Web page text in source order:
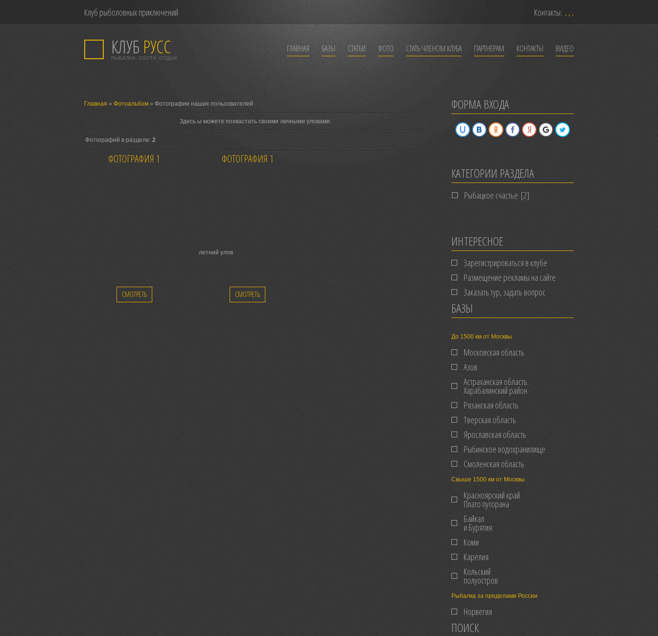
Клуб рыболовных приключений Контакты: , , ,
КЛУБ РУСС
РЫБАЛКА, ОХОТА, ОТДЫХ
ГЛАВНАЯ БАЗЫ СТАТЬИ ФОТО СТАТЬ ЧЛЕНОМ КЛУБА ПАРТНЕРАМ КОНТАКТЫ ВИДЕО
Главная » Фотоальбом » Фотографии наших пользователей
Здесь ы можете похвастать своими личными уловами.
Фотографий в разделе: 2
ФОТОГРАФИЯ 1
СМОТРЕТЬ
ФОТОГРАФИЯ 1
летний улов
СМОТРЕТЬ
ФОРМА ВХОДА
КАТЕГОРИИ РАЗДЕЛА
Рыбацкое счастье [2]
ИНТЕРЕСНОЕ
Зарегистрироваться в клубе
Размещение рекламы на сайте
Заказать тур, задать вопрос
БАЗЫ
До 1500 км от Москвы
Московская область
Азов
Астраханская область.
Харабалинский район
Рязанская область
Тверская область
Ярославская область
Рыбинское водохранилище
Смоленская область
Свыше 1500 км от Москвы
Красноярский край
Плато путорана
Байкал
и Бурятия
Коми
Карелия
Кольский
полуостров
Рыбалка за пределами России
Норвегия
ПОИСК